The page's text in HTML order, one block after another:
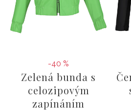
-40 %
Zelená bunda s
celozipovým
zapínáním